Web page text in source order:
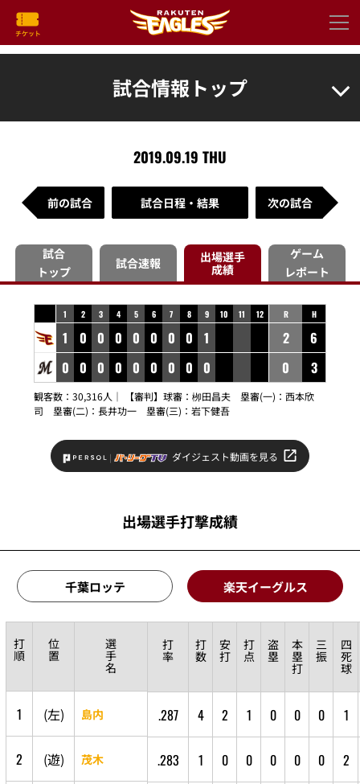
試合情報トップ
2019.09.19 THU
前の試合 試合日程・結果 次の試合
試合
トップ
試合速報
出場選手
成績
ゲーム
レポート
1 2 3 4 5 6 7 8 9 10 11 12
1 0 0 0 0 0 0 0
1
0 0 0 0 0 0 0 0 0
R H
2
6
0
3
観客数：30,316人｜ 【審判】球審： 栁田昌夫 塁審(一)： 西本欣
司 塁審(二)： 長井功一 塁審(三)： 岩下健吾
ダイジェスト動画を見る
出場選手打撃成績
千葉ロッテ 楽天イーグルス
打
順
位
置
選
手
名
打
率
打
数
安
打
打
点
盗
塁
本
塁
打
三
振
四
死
球
1 (左) 島内 .287 4 2 1 0 0 0 1
2 (遊) 茂木 .283 1 0 0 0 0 0 2